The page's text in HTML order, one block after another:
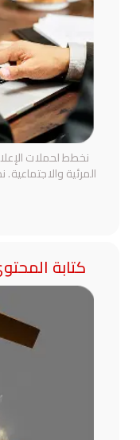
نخطط لحملات
المرئية
كتابة